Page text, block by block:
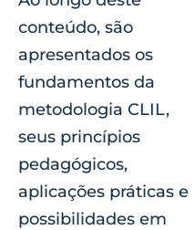
conteúdo, são
apresentados os
fundamentos da
metodologia CLIL,
seus princípios
pedagógicos,
aplicações práticas e
possibilidades em